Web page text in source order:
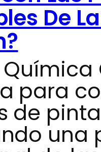
De
para
de
una